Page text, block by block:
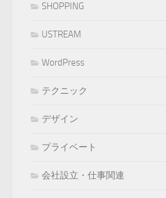
SHOPPING
USTREAM
WordPress
テクニック
デザイン
プライベート
会社設立・仕事関連